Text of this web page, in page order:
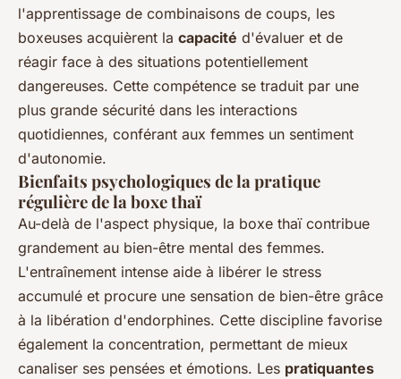
l'apprentissage de combinaisons de coups, les
boxeuses acquièrent la capacité d'évaluer et de
réagir face à des situations potentiellement
dangereuses. Cette compétence se traduit par une
plus grande sécurité dans les interactions
quotidiennes, conférant aux femmes un sentiment
d'autonomie.
Bienfaits psychologiques de la pratique
régulière de la boxe thaï
Au-delà de l'aspect physique, la boxe thaï contribue
grandement au bien-être mental des femmes.
L'entraînement intense aide à libérer le stress
accumulé et procure une sensation de bien-être grâce
à la libération d'endorphines. Cette discipline favorise
également la concentration, permettant de mieux
canaliser ses pensées et émotions. Les pratiquantes